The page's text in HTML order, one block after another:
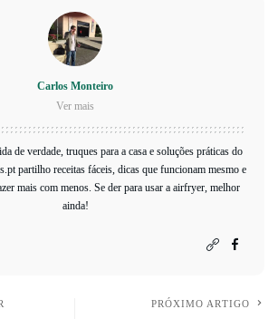
Carlos Monteiro
Ver mais
de verdade, truques para a casa e soluções práticas do
partilho receitas fáceis, dicas que funcionam mesmo e
mais com menos. Se der para usar a airfryer, melhor
ainda!
PRÓXIMO ARTIGO